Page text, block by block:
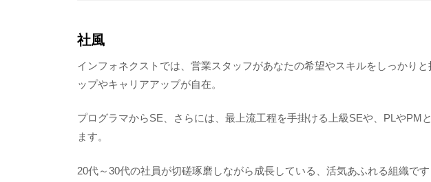
社風
インフォネクストでは、営業スタッフがあなたの希望やスキルをしっかり
ップやキャリアアップが自在。
プログラマからSE、さらには、最上流工程を手掛ける上級SEや、PLやPM
ます。
20代～30代の社員が切磋琢磨しながら成長している、活気あふれる組織です